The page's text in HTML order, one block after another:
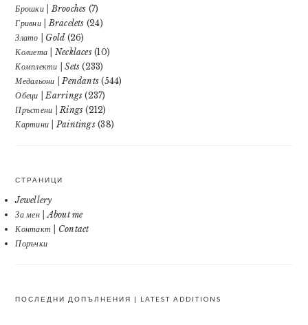
Брошки | Brooches (7)
Гривни | Bracelets (24)
Злато | Gold (26)
Колиета | Necklaces(10)
Комплекти | Sets (233)
Медальони | Pendants (544)
Обеци | Earrings (237)
Пръстени | Rings (212)
Картини | Paintings(38)
СТРАНИЦИ
Jewellery
За мен | About me
Контакт | Contact
Поръчки
ПОСЛЕДНИ ДОПЪЛНЕНИЯ | LATEST ADDITIONS